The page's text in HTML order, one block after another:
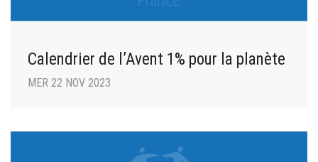
Calendrier de l’Avent 1% pour la planète
MER 22 NOV 2023